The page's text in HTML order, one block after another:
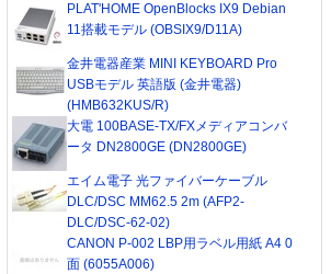
PLAT'HOME OpenBlocks IX9 Debian
11搭載モデル (OBSIX9/D11A)
金井電器産業 MINI KEYBOARD Pro
USBモデル 英語版 (金井電器)
(HMB632KUS/R)
大電 100BASE-TX/FXメディアコンバ
ータ DN2800GE (DN2800GE)
エイム電子 光ファイバーケーブル
DLC/DSC MM62.5 2m (AFP2-
DLC/DSC-62-02)
CANON P-002 LBP用ラベル用紙 A4 0
面 (6055A006)